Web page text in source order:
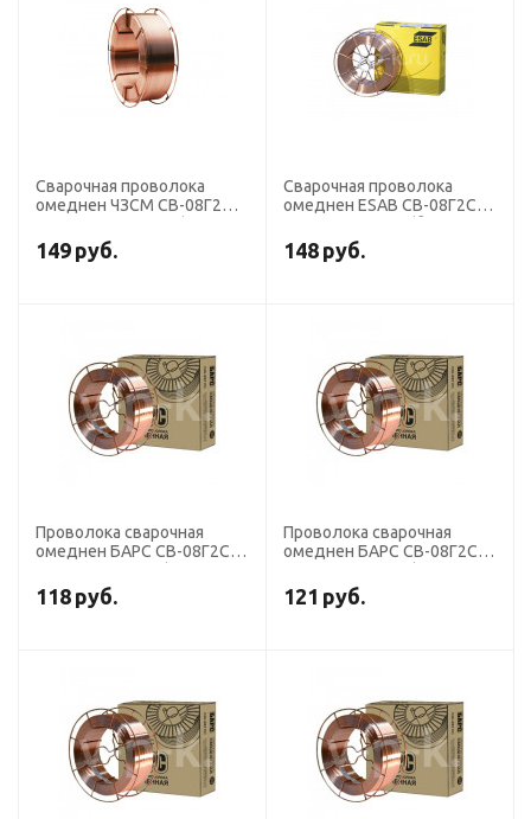
Сварочная проволока
омеднен ЧЗСМ СВ-08Г2С-
5 кг) D200
149 руб.
Сварочная проволока
омеднен ESAB СВ-08Г2С
кг)
148 руб.
Проволока сварочная
омеднен БАРС СВ-08Г2С
18 кг К-300) СМС
118 руб.
Проволока сварочная
омеднен БАРС СВ-08Г2С
18 кг К-300) СМС
121 руб.